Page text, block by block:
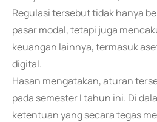
Regulasi tersebut tidak hanya
pasar modal, tetapi juga
keuangan lainnya, termasuk
digital.
Hasan mengatakan, aturan
pada semester I tahun ini. Di
ketentuan yang secara tegas